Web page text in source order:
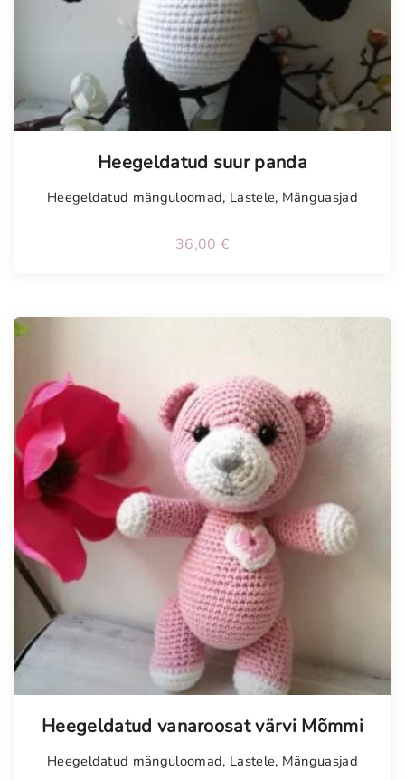
Heegeldatud suur panda
Heegeldatud mänguloomad, Lastele, Mänguasjad
36,00 €
Heegeldatud vanaroosat värvi Mõmmi
Heegeldatud mänguloomad, Lastele, Mänguasjad